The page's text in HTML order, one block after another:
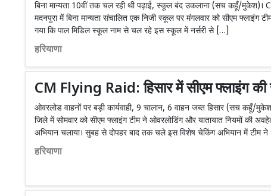
बिना मान्यता 10वीं तक चल रही थी पढ़ाई, स्कूल बंद उकलाना (सच कहूँ/मुकेश)।
मदनपुरा में बिना मान्यता संचालित एक निजी स्कूल पर मंगलवार को सीएम फ्लाइंग टीम
गया कि पाल मिडिल स्कूल नाम से चल रहे इस स्कूल में नर्सरी से […]
हरियाणा
CM Flying Raid: हिसार में सीएम फ्लाइंग की
ओवरलोड वाहनों पर बड़ी कार्यवाही, 9 चालान, 6 वाहन जब्त हिसार (सच कहूँ/
जिले में सोमवार को सीएम फ्लाइंग टीम ने ओवरलोडिंग और यातायात नियमों की
अभियान चलाया। सुबह से दोपहर बाद तक चले इस विशेष चेकिंग अभियान में टीम ने
हरियाणा